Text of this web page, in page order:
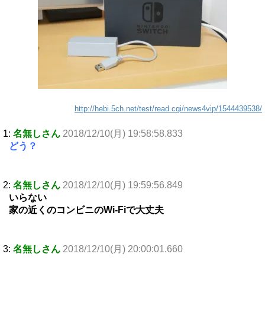
http://hebi.5ch.net/test/read.cgi/news4vip/1544439538/
1: 名無しさん 2018/12/10(月) 19:58:58.833
どう？
2: 名無しさん 2018/12/10(月) 19:59:56.849
いらない
家の近くのコンビニのWi-Fiで大丈夫
3: 名無しさん 2018/12/10(月) 20:00:01.660